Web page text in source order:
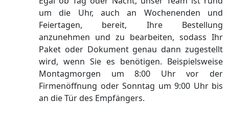
um die Uhr, auch an Wochenenden und
Feiertagen, bereit, Ihre Bestellung
anzunehmen und zu bearbeiten, sodass Ihr
Paket oder Dokument genau dann zugestellt
wird, wenn Sie es benötigen. Beispielsweise
Montagmorgen um 8:00 Uhr vor der
Firmenöffnung oder Sonntag um 9:00 Uhr bis
an die Tür des Empfängers.